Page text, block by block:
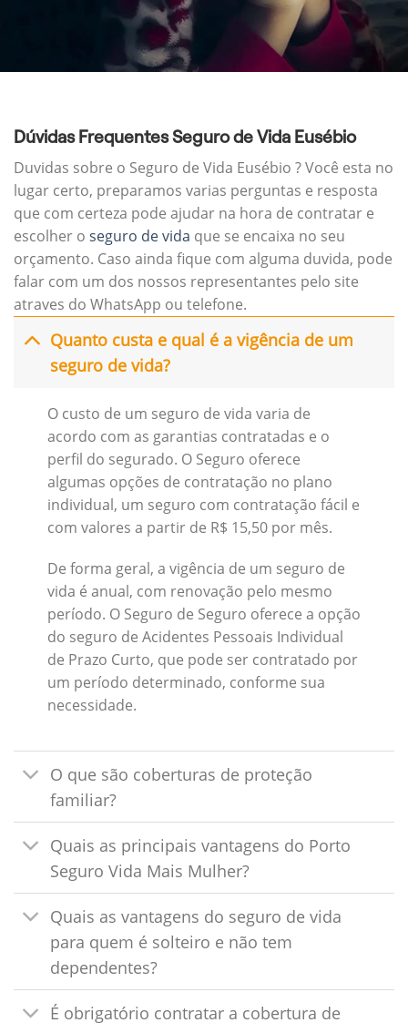
Dúvidas Frequentes Seguro de Vida Eusébio
Duvidas sobre o Seguro de Vida Eusébio ? Você esta no
lugar certo, preparamos varias perguntas e resposta
que com certeza pode ajudar na hora de contratar e
escolher o seguro de vida que se encaixa no seu
orçamento. Caso ainda fique com alguma duvida, pode
falar com um dos nossos representantes pelo site
atraves do WhatsApp ou telefone.
Quanto custa e qual é a vigência de um
seguro de vida?
O custo de um seguro de vida varia de
acordo com as garantias contratadas e o
perfil do segurado. O Seguro oferece
algumas opções de contratação no plano
individual, um seguro com contratação fácil e
com valores a partir de R$ 15,50 por mês.
De forma geral, a vigência de um seguro de
vida é anual, com renovação pelo mesmo
período. O Seguro de Seguro oferece a opção
do seguro de Acidentes Pessoais Individual
de Prazo Curto, que pode ser contratado por
um período determinado, conforme sua
necessidade.
O que são coberturas de proteção
familiar?
Quais as principais vantagens do Porto
Seguro Vida Mais Mulher?
Quais as vantagens do seguro de vida
para quem é solteiro e não tem
dependentes?
É obrigatório contratar a cobertura de